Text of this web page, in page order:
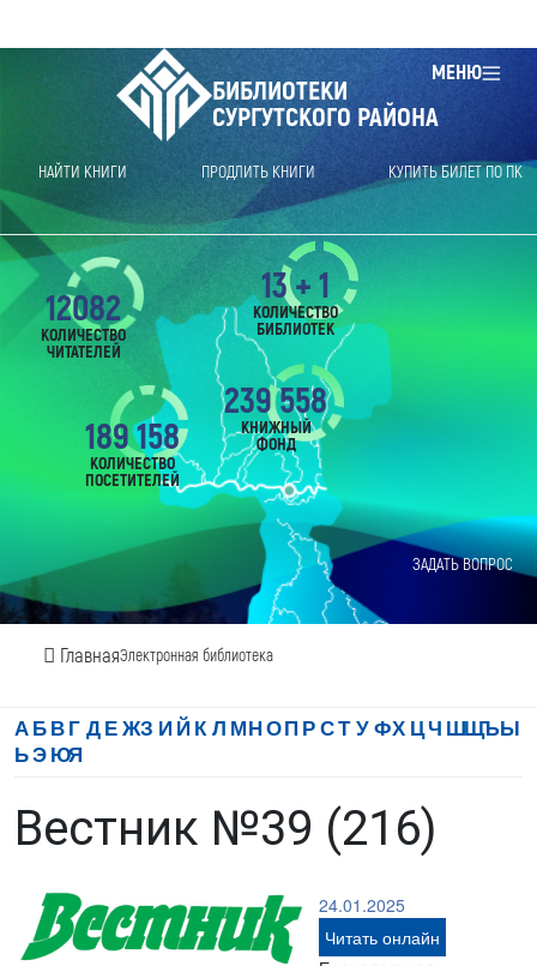
МЕНЮ
БИБЛИОТЕКИ
СУРГУТСКОГО РАЙОНА
НАЙТИ КНИГИ ПРОДЛИТЬ КНИГИ КУПИТЬ БИЛЕТ ПО ПК
ЗАДАТЬ ВОПРОС
ГлавнаяЭлектронная библиотека
12082
КОЛИЧЕСТВО
ЧИТАТЕЛЕЙ
189 158
КОЛИЧЕСТВО
ПОСЕТИТЕЛЕЙ
239 558
КНИЖНЫЙ
ФОНД
13 + 1
КОЛИЧЕСТВО
БИБЛИОТЕК
АБВГ ДЕЖЗ И Й К Л МНОП РСТ УФХ ЦЧ ШЩЪЫ
ЬЭЮЯ
Вестник №39 (216)
24.01.2025
Читать онлайн